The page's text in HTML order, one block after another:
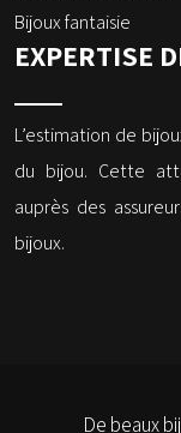
Bijoux fantaisie
EXPERTISE
L’estimation de
du bijou. Cette
auprès des
bijoux.
De beaux